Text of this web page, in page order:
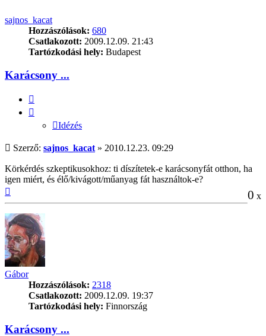
sajnos_kacat
Hozzászólások: 680
Csatlakozott: 2009.12.09. 21:43
Tartózkodási hely: Budapest
Karácsony ...
Idézés
Hozzászólás
Szerző: sajnos_kacat » 2010.12.23. 09:29
Körkérdés szkeptikusokhoz: ti díszítetek-e karácsonyfát otthon, ha
igen miért, és élő/kivágott/műanyag fát használtok-e?
0 x
Gábor
Hozzászólások: 2318
Csatlakozott: 2009.12.09. 19:37
Tartózkodási hely: Finnország
Karácsony ...